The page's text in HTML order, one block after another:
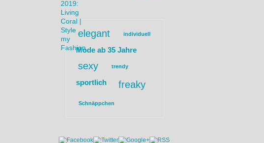
elegant individuell
Mode ab 35 Jahre
sexy trendy
sportlich freaky
Schnäppchen